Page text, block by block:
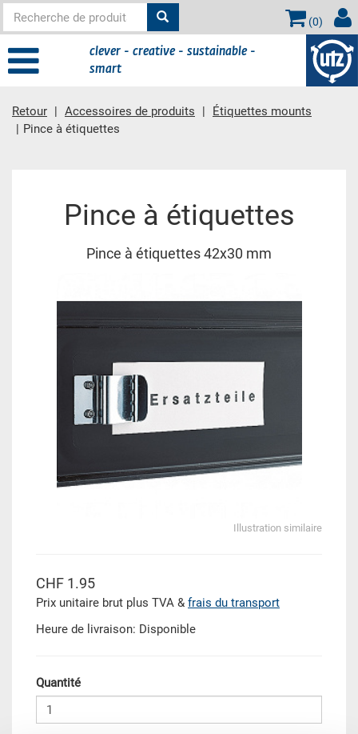
(0)
clever - creative - sustainable -
smart
Retour Accessoires de produits
Étiquettes mounts
Pince à étiquettes
Pince à étiquettes
Pince à étiquettes 42x30 mm
Illustration similaire
CHF 1.95
Prix unitaire brut plus TVA & frais du transport
Heure de livraison: Disponible
Quantité